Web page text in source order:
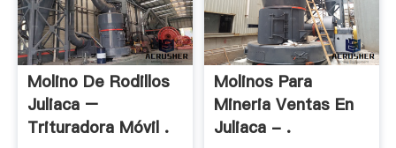
Molino De Rodillos
Juliaca –
Trituradora Móvil .
Molinos Para
Mineria Ventas En
Juliaca - .